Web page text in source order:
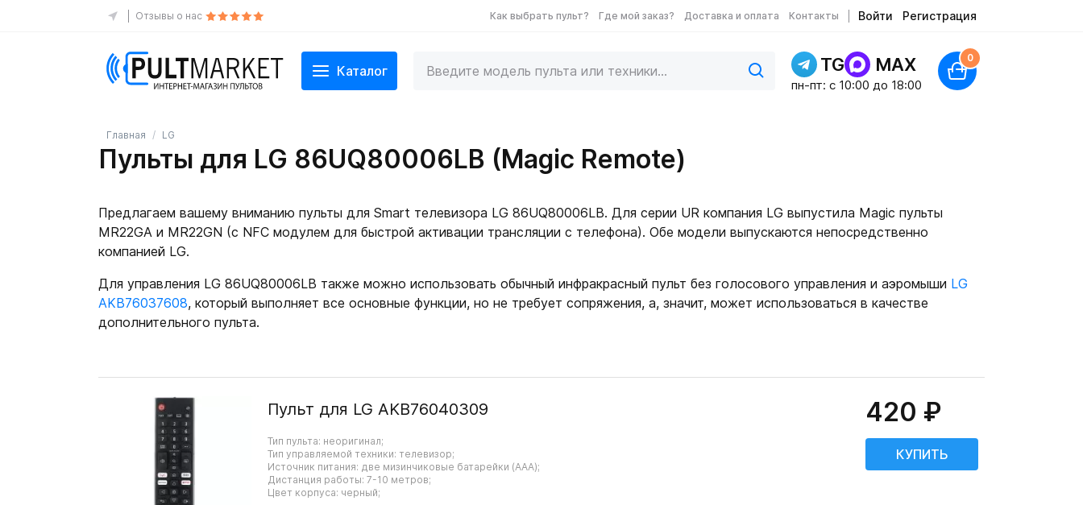
Отзывы о нас Как выбрать пульт? Где мой заказ? Доставка и оплата Контакты Войти Регистрация
Каталог TG MAX
пн-пт: c 10:00 до 18:00
0
Главная LG
Пульты для LG 86UQ80006LB (Magic Remote)
Предлагаем вашему вниманию пульты для Smart телевизора LG 86UQ80006LB. Для серии UR компания LG выпустила Magic пульты
MR22GA и MR22GN (с NFC модулем для быстрой активации трансляции с телефона). Обе модели выпускаются непосредственно
компанией LG.
Для управления LG 86UQ80006LB также можно использовать обычный инфракрасный пульт без голосового управления и аэромыши LG
AKB76037608, который выполняет все основные функции, но не требует сопряжения, а, значит, может использоваться в качестве
дополнительного пульта.
Пульт для LG AKB76040309
Тип пульта: неоригинал;
Тип управляемой техники: телевизор;
Источник питания: две мизинчиковые батарейки (AAA);
Дистанция работы: 7-10 метров;
Цвет корпуса: черный;
420 ₽